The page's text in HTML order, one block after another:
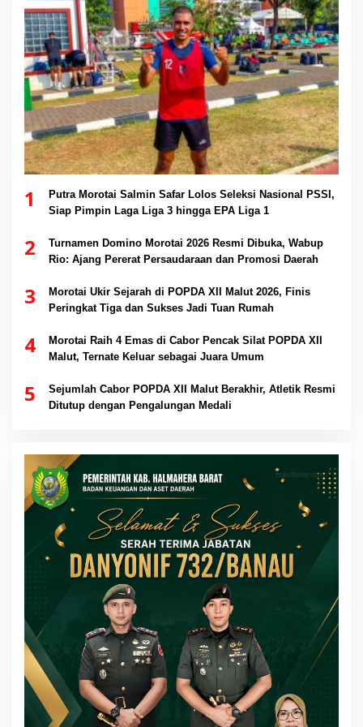
1
Putra Morotai Salmin Safar Lolos Seleksi Nasional PSSI,
Siap Pimpin Laga Liga 3 hingga EPA Liga 1
2
Turnamen Domino Morotai 2026 Resmi Dibuka, Wabup
Rio: Ajang Pererat Persaudaraan dan Promosi Daerah
3
Morotai Ukir Sejarah di POPDA XII Malut 2026, Finis
Peringkat Tiga dan Sukses Jadi Tuan Rumah
4
Morotai Raih 4 Emas di Cabor Pencak Silat POPDA XII
Malut, Ternate Keluar sebagai Juara Umum
5
Sejumlah Cabor POPDA XII Malut Berakhir, Atletik Resmi
Ditutup dengan Pengalungan Medali